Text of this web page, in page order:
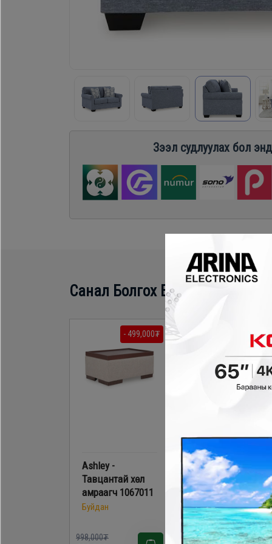
Зээл судлуулах бол
Санал Болгох Бүтээгдэхүүн
- 499,000₮
Ashley -
Тавцантай хөл
амраагч 1067011
Буйдан
998,000₮
-
Ashley - Эргэдэг
кресло A3000604
Буйдан
1,698,000₮